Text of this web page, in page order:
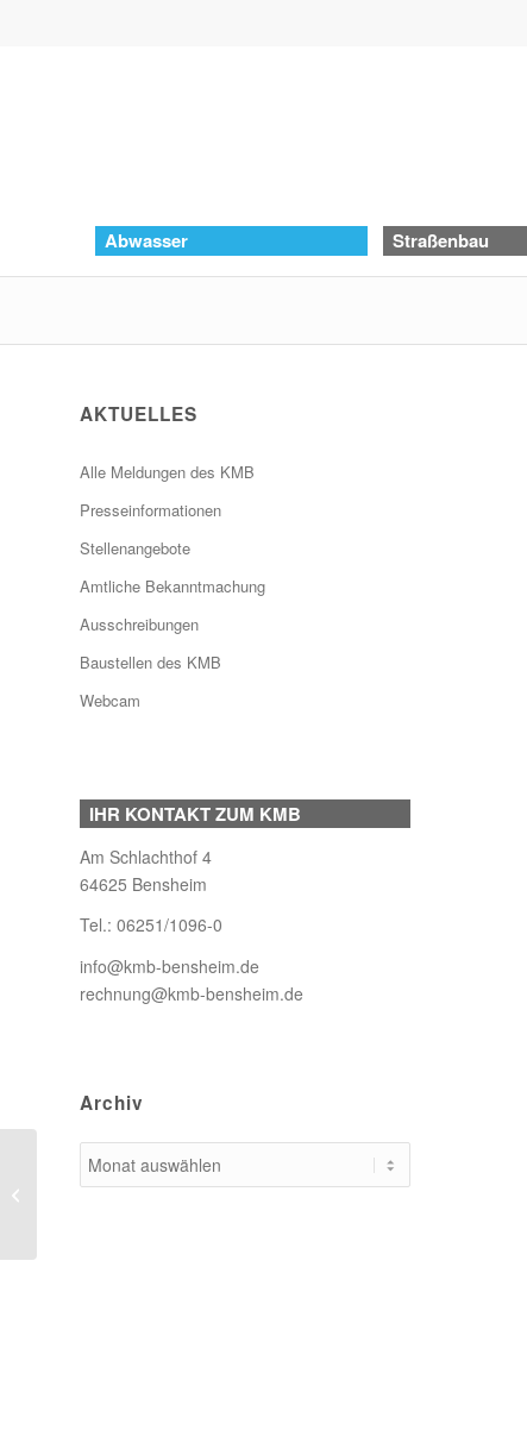
Abwasser Straßenbau
AKTUELLES
Alle Meldungen des KMB
Presseinformationen
Stellenangebote
Amtliche Bekanntmachung
Ausschreibungen
Baustellen des KMB
Webcam
IHR KONTAKT ZUM KMB
Am Schlachthof 4
64625 Bensheim
Tel.: 06251/1096-0
info@kmb-bensheim.de
rechnung@kmb-bensheim.de
Archiv
Bensheim-Fehlheim:
KMB Kanalarbeiten in